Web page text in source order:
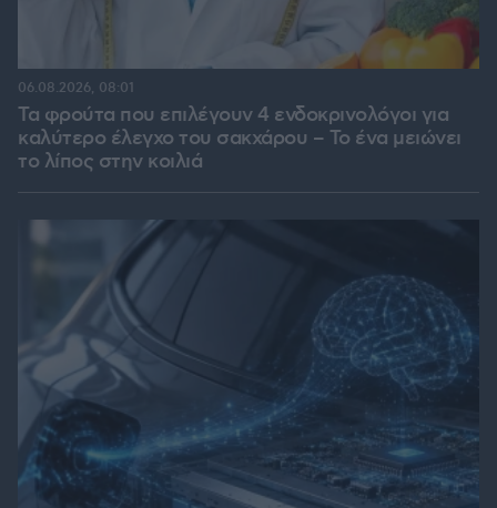
Τα φρούτα που επιλέγουν 4 ενδοκρινολόγοι για
καλύτερο έλεγχο του σακχάρου – Το ένα μειώνει
το λίπος στην κοιλιά
06.08.2026, 08:01